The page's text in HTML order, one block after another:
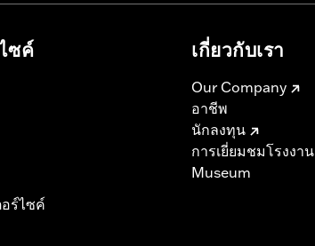
ซค์​
ร์ไซค์
เกี่ยวกับเรา
Our Company
อาชีพ
นักลงทุน
การเยี่ยมชมโรงงาน
Museum